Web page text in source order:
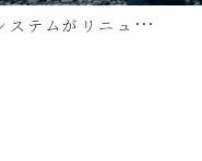
がリニューアルいたしました